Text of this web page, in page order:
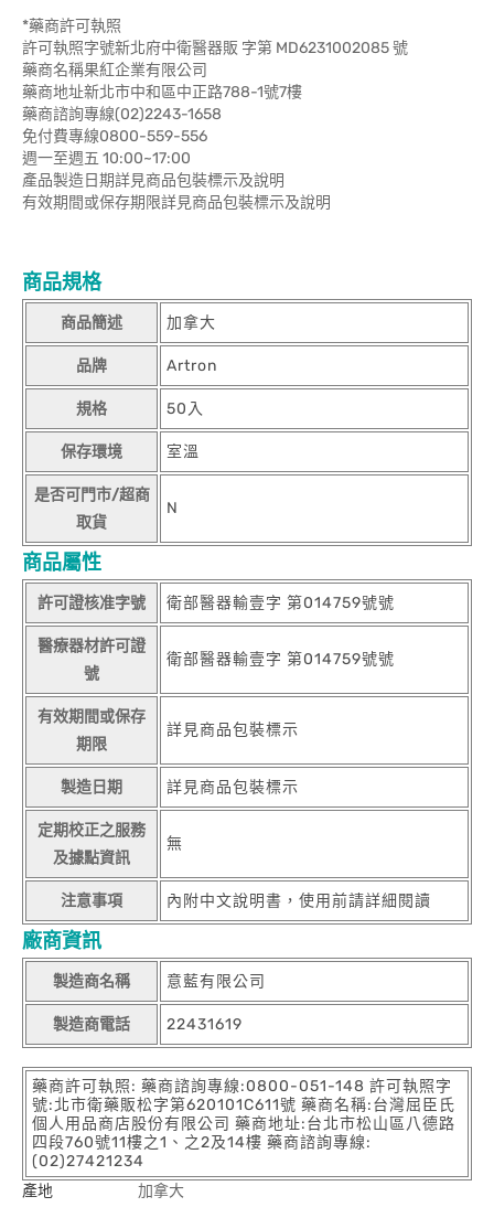
*藥商許可執照
許可執照字號新北府中衛醫器販 字第 MD6231002085 號
藥商名稱果紅企業有限公司
藥商地址新北市中和區中正路788-1號7樓
藥商諮詢專線(02)2243-1658
免付費專線0800-559-556
週一至週五 10:00~17:00
產品製造日期詳見商品包裝標示及說明
有效期間或保存期限詳見商品包裝標示及說明
商品規格
商品簡述 加拿大
品牌 Artron
規格 50入
保存環境 室溫
是否可門市/超商
取貨
N
商品屬性
許可證核准字號 衛部醫器輸壹字 第014759號號
醫療器材許可證
號
衛部醫器輸壹字 第014759號號
有效期間或保存
期限
詳見商品包裝標示
製造日期 詳見商品包裝標示
定期校正之服務
及據點資訊
無
注意事項 內附中文說明書，使用前請詳細閱讀
廠商資訊
製造商名稱 意藍有限公司
製造商電話 22431619
藥商許可執照: 藥商諮詢專線:0800-051-148 許可執照字
號:北市衛藥販松字第620101C611號 藥商名稱:台灣屈臣氏
個人用品商店股份有限公司 藥商地址:台北市松山區八德路
四段760號11樓之1、之2及14樓 藥商諮詢專線:
(02)27421234
產地
加拿大